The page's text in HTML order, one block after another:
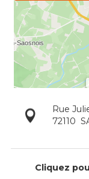
Rue
72110
Cliquez